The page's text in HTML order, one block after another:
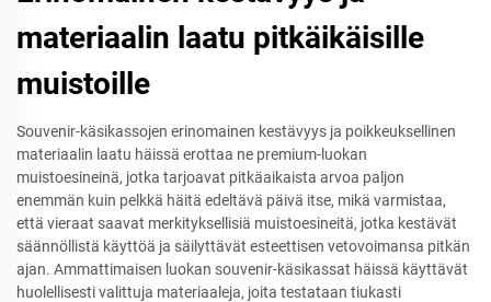
materiaalin laatu pitkäikäisille
muistoille
Souvenir-käsikassojen erinomainen kestävyys ja poikkeuksellinen
materiaalin laatu häissä erottaa ne premium-luokan
muistoesineinä, jotka tarjoavat pitkäaikaista arvoa paljon
enemmän kuin pelkkä häitä edeltävä päivä itse, mikä varmistaa,
että vieraat saavat merkityksellisiä muistoesineitä, jotka kestävät
säännöllistä käyttöä ja säilyttävät esteettisen vetovoimansa pitkän
ajan. Ammattimaisen luokan souvenir-käsikassat häissä käyttävät
huolellisesti valittuja materiaaleja, joita testataan tiukasti